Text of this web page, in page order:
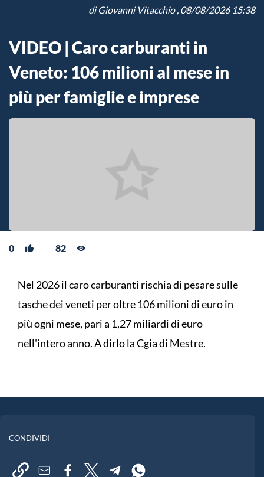
diGiovanni Vitacchio, 08/08/2026 15:38
VIDEO | Caro carburanti in
Veneto: 106 milioni al mese in
più per famiglie e imprese
0 82
Nel 2026 il caro carburanti rischia di pesare sulle
tasche dei veneti per oltre 106 milioni di euro in
più ogni mese, pari a 1,27 miliardi di euro
nell'intero anno. A dirlo la Cgia di Mestre.
CONDIVIDI